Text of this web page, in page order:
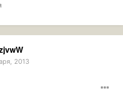
2013